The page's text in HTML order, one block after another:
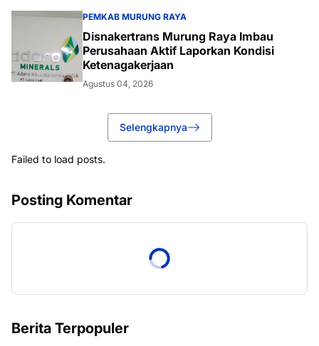
PEMKAB MURUNG RAYA
Disnakertrans Murung Raya Imbau
Perusahaan Aktif Laporkan Kondisi
Ketenagakerjaan
Agustus 04, 2026
Selengkapnya
Failed to load posts.
Posting Komentar
Berita Terpopuler